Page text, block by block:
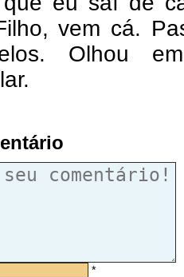
vem cá.
Olhou
*